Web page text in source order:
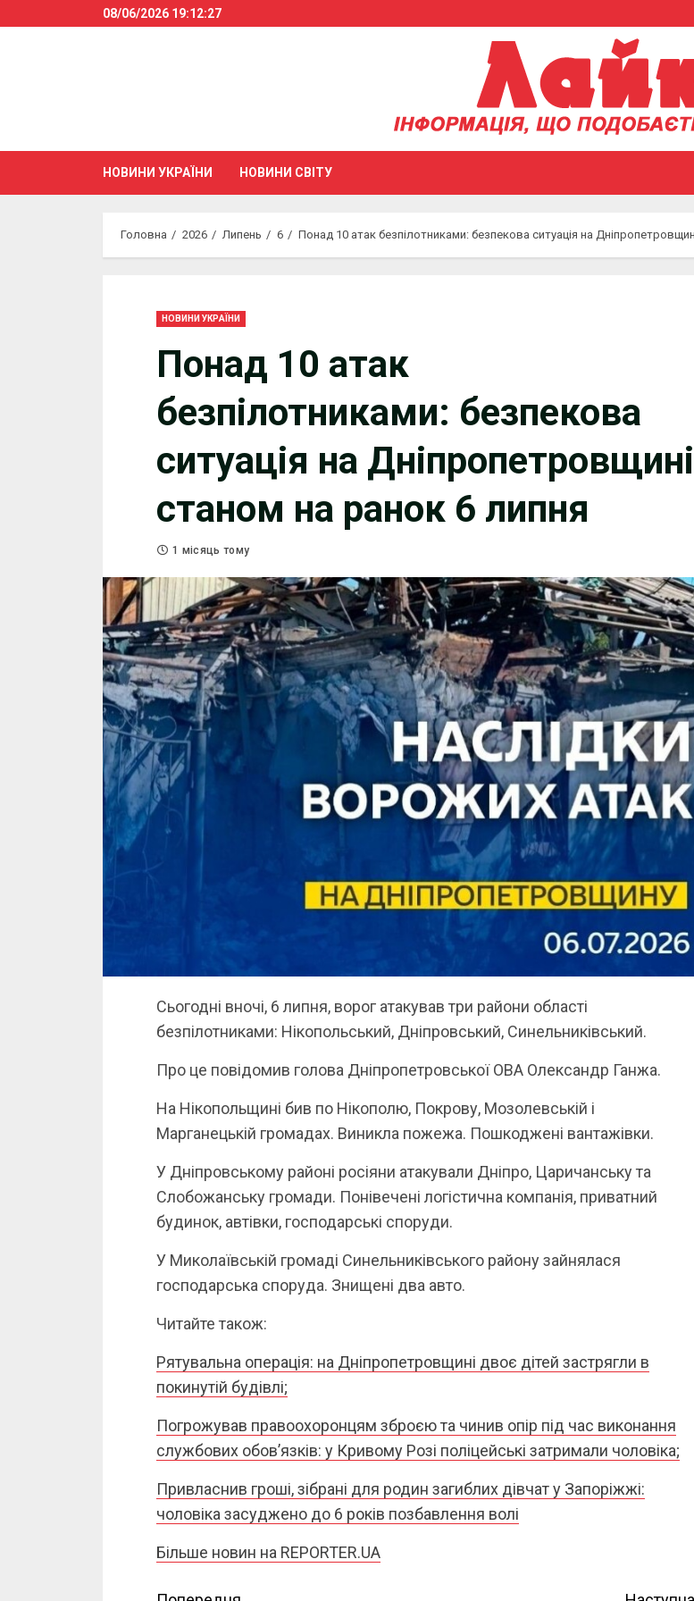
to
08/06/2026 19:12:28
НОВИНИ УКРАЇНИ НОВИНИ СВІТУ
Головна 2026 Липень 6 Понад 10 атак безпілотниками: безпекова ситуація на
НОВИНИ УКРАЇНИ
Понад 10 атак
безпілотниками: безпекова
ситуація на Дніпропетровщині
станом на ранок 6 липня
1 місяць тому
Сьогодні вночі, 6 липня, ворог атакував три райони області
безпілотниками: Нікопольський, Дніпровський, Синельниківський.
Про це повідомив голова Дніпропетровської ОВА Олександр Ганжа.
На Нікопольщині бив по Нікополю, Покрову, Мозолевській і
Марганецькій громадах. Виникла пожежа. Пошкоджені вантажівки.
У Дніпровському районі росіяни атакували Дніпро, Царичанську та
Слобожанську громади. Понівечені логістична компанія, приватний
будинок, автівки, господарські споруди.
У Миколаївській громаді Синельниківського району зайнялася
господарська споруда. Знищені два авто.
Читайте також:
Рятувальна операція: на Дніпропетровщині двоє дітей застрягли в
покинутій будівлі;
Погрожував правоохоронцям зброєю та чинив опір під час виконання
службових обов’язків: у Кривому Розі поліцейські затримали чоловіка;
Привласнив гроші, зібрані для родин загиблих дівчат у Запоріжжі:
чоловіка засуджено до 6 років позбавлення волі
Більше новин на REPORTER.UA